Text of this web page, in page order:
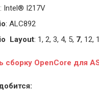
: Intel® I217V
: ALC892
Layout: 1, 2, 3, 4, 5, 7, 12,
сборку OpenCore для